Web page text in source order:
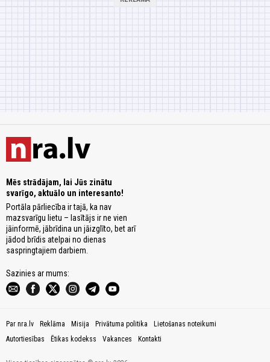
Mēs strādājam, lai Jūs zinātu
svarīgo, aktuālo un interesanto!
Portāla pārliecība ir tajā, ka nav
mazsvarīgu lietu – lasītājs ir ne vien
jāinformē, jābrīdina un jāizglīto, bet arī
jādod brīdis atelpai no dienas
saspringtajiem darbiem.
Sazinies ar mums:
Par nra.lv Reklāma Misija Privātuma politika
Lietošanas noteikumi
Autortiesības
Ētikas kodekss Vakances Kontakti